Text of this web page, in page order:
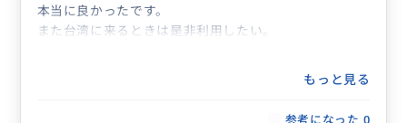
本当に良かったです。
また台湾に来るときは是非利用したい。
もっと見る
参考になった 0